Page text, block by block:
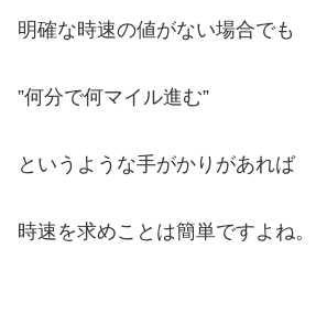
明確な時速の値がない場合でも
”何分で何マイル進む”
というような手がかりがあれば
時速を求めことは簡単ですよね。